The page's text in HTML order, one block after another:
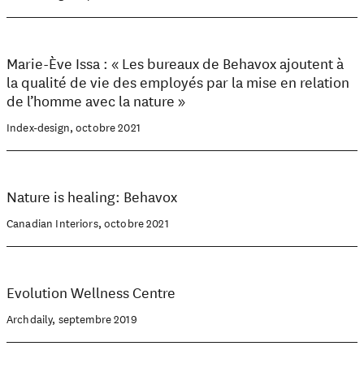
Marie-Ève Issa : « Les bureaux de Behavox ajoutent à
la qualité de vie des employés par la mise en relation
de l’homme avec la nature »
Index-design, octobre 2021
Nature is healing: Behavox
Canadian Interiors, octobre 2021
Evolution Wellness Centre
Archdaily, septembre 2019